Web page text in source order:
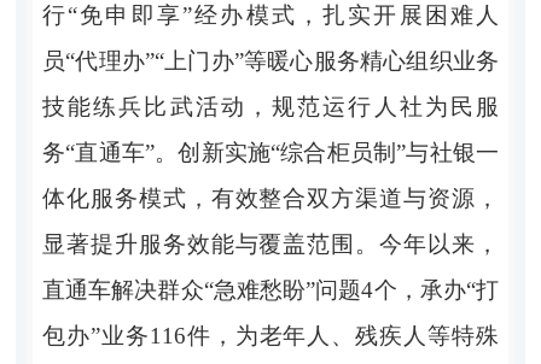
行“免申即享”经办模式，扎实开展困难人
员“代理办”“上门办”等暖心服务精心组织业务
技能练兵比武活动，规范运行人社为民服
务“直通车”。创新实施“综合柜员制”与社银一
体化服务模式，有效整合双方渠道与资源，
显著提升服务效能与覆盖范围。今年以来，
直通车解决群众“急难愁盼”问题4个，承办“打
包办”业务116件，为老年人、残疾人等特殊